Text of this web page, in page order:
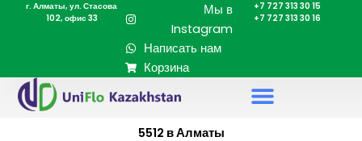
Перейтиг. Алматы, ул. Стасова
102, офис 33
Мы в
Instagram
Написать нам
Корзина
+7 727 313 30 15
+7 727 313 30 16
5512 в Алматы